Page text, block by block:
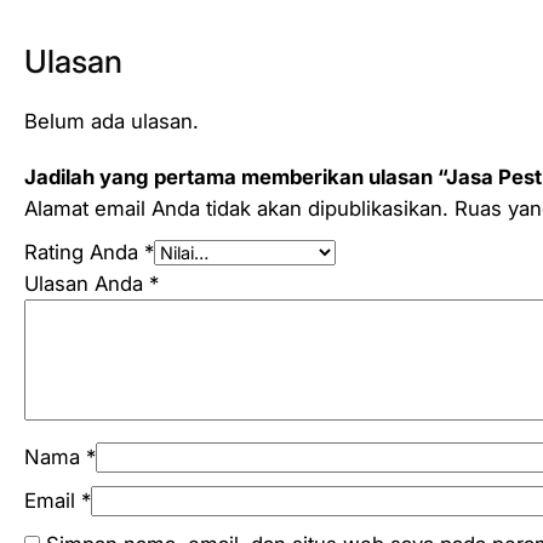
Ulasan
Belum ada ulasan.
Jadilah yang pertama memberikan ulasan “Jasa
Alamat email Anda tidak akan dipublikasikan. Ruas
Rating Anda *
Ulasan Anda *
Nama *
Email *